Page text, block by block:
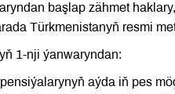
başlap zähmet
Türkmenistanyň resmi
1-nji ýanwaryndan:
aýda iň pes